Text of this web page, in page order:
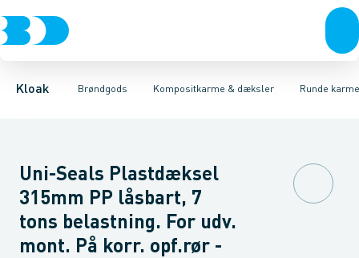
Kloak Brøndgods
Rør & fittingsBrønde BrøndgodsLinjeafvandingTanke,
Kompositkarme & dæksler
Kegler, dæksler & topringeKarme & dæksler Runde
Runde karme & dæksler Firkantet karme & dæksler
Uni-Seals Plastdæksel
315mm PP låsbart, 7
tons belastning. For udv.
mont. På korr. opf.rør -